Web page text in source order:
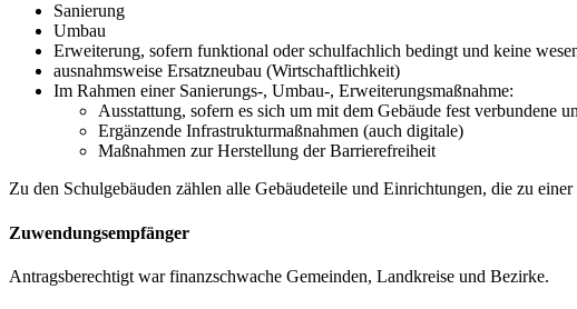
Sanierung
Umbau
Erweiterung, sofern funktional oder schulfachlich bedingt und keine
ausnahmsweise Ersatzneubau (Wirtschaftlichkeit)
Im Rahmen einer Sanierungs-, Umbau-, Erweiterungsmaßnahme:
Ausstattung, sofern es sich um mit dem Gebäude fest verbundene
Ergänzende Infrastrukturmaßnahmen (auch digitale)
Maßnahmen zur Herstellung der Barrierefreiheit
Zu den Schulgebäuden zählen alle Gebäudeteile und Einrichtungen, die zu
Zuwendungsempfänger
Antragsberechtigt war finanzschwache Gemeinden, Landkreise und Bezirke.